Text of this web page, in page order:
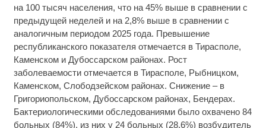
на 100 тысяч населения, что на 45% выше в сравнении с
предыдущей неделей и на 2,8% выше в сравнении с
аналогичным периодом 2025 года. Превышение
республиканского показателя отмечается в Тирасполе,
Каменском и Дубоссарском районах. Рост
заболеваемости отмечается в Тирасполе, Рыбницком,
Каменском, Слободзейском районах. Снижение – в
Григориопольском, Дубоссарском районах, Бендерах.
Бактериологическими обследованиями было охвачено 84
больных (84%), из них у 24 больных (28,6%) возбудитель